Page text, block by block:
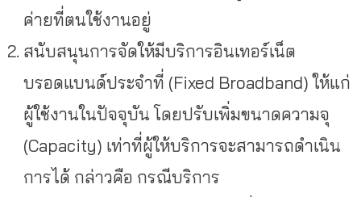
ค่ายที่ตนใช้งานอยู่
สนับสนุนการจัดให้มีบริการอินเทอร์เน็ต
บรอดแบนด์ประจำที่ (Fixed Broadband) ให้แก่
ผู้ใช้งานในปัจจุบัน โดยปรับเพิ่มขนาดความจุ
(Capacity) เท่าที่ผู้ให้บริการจะสามารถดำเนิน
การได้ กล่าวคือ กรณีบริการ